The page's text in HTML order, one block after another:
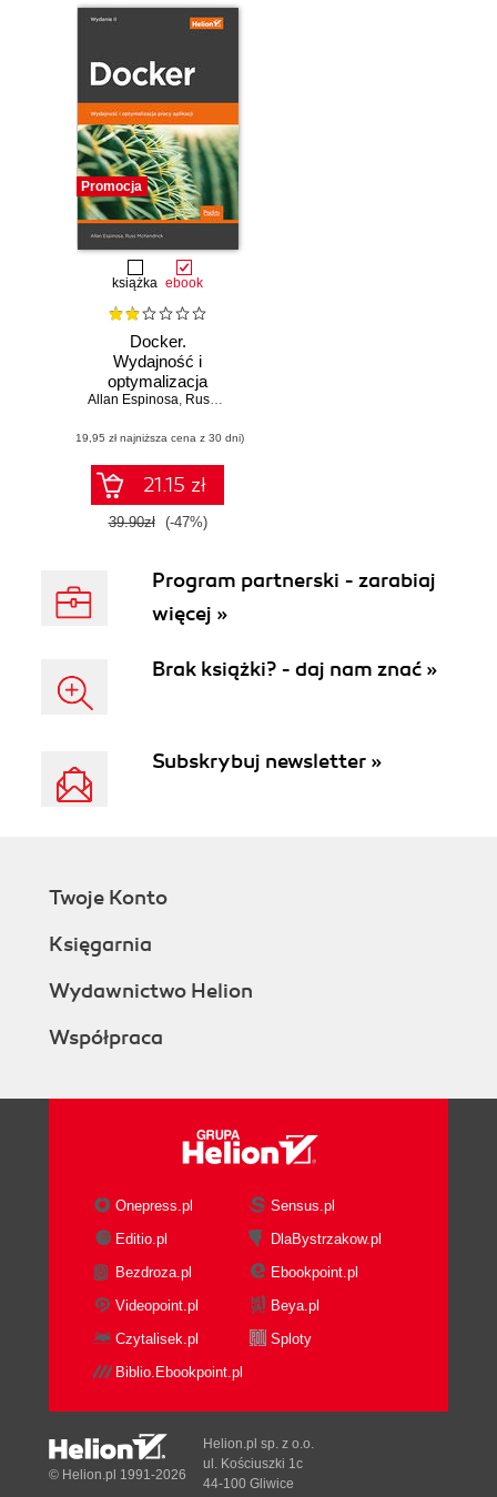
Promocja
książka ebook
Docker.
Wydajność i
optymalizacja
pracy aplikacji.
Allan Espinosa, Russ McKendrick
(19,95 zł najniższa cena z 30 dni)
21.15 zł
39.90zł (-47%)
Program partnerski - zarabiaj
więcej »
Brak książki? - daj nam znać »
Subskrybuj newsletter »
Twoje Konto
Księgarnia
Wydawnictwo Helion
Współpraca
Onepress.pl
Sensus.pl
Editio.pl
DlaBystrzakow.pl
Bezdroza.pl
Ebookpoint.pl
Videopoint.pl
Beya.pl
Czytalisek.pl
Sploty
Biblio.Ebookpoint.pl
© Helion.pl 1991-2026
Helion.pl sp. z o.o.
ul. Kościuszki 1c
44-100 Gliwice